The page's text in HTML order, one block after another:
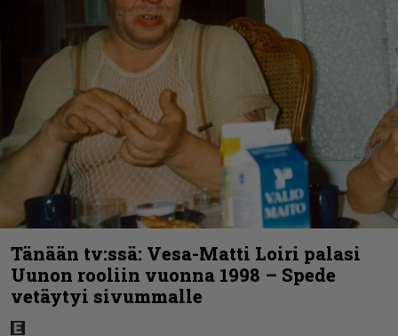
Tänään tv:ssä: Vesa-Matti Loiri palasi
Uunon rooliin vuonna 1998 – Spede
vetäytyi sivummalle